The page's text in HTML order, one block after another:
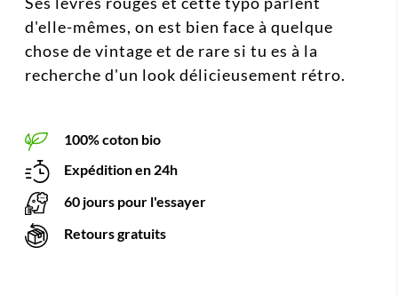
d'elle-mêmes, on est bien face à quelque
chose de vintage et de rare si tu es à la
recherche d'un look délicieusement rétro.
100% coton bio
Expédition en 24h
60 jours pour l'essayer
Retours gratuits